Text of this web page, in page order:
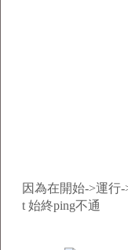
因為在開始->運行-
t 始終ping不通